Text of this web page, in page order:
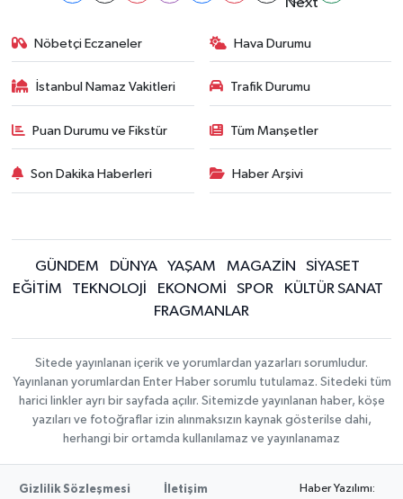
Nöbetçi Eczaneler Hava Durumu
İstanbul Namaz Vakitleri Trafik Durumu
Puan Durumu ve Fikstür Tüm Manşetler
Son Dakika Haberleri Haber Arşivi
GÜNDEM DÜNYA YAŞAM MAGAZİN
SİYASET
EĞİTİM
TEKNOLOJİ EKONOMİ SPOR
KÜLTÜR SANAT
FRAGMANLAR
Sitede yayınlanan içerik ve yorumlardan yazarları sorumludur.
Yayınlanan yorumlardan Enter Haber sorumlu tutulamaz. Sitedeki tüm
harici linkler ayrı bir sayfada açılır. Sitemizde yayınlanan haber, köşe
yazıları ve fotoğraflar izin alınmaksızın kaynak gösterilse dahi,
herhangi bir ortamda kullanılamaz ve yayınlanamaz
Gizlilik Sözleşmesi İletişim Haber Yazılımı: